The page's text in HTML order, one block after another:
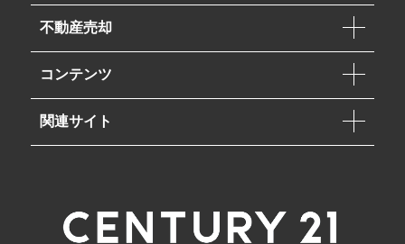
不動産売却
コンテンツ
関連サイト